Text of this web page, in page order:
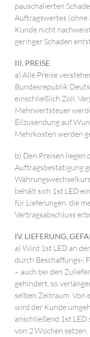
pauschalierten
Auftragswertes (ohne
Kunde nicht
geringer Schaden
III. PREISE
a) Alle Preise
Bundesrepublik
einschließlich Zoll.
Mehrwertsteuer
Eilzusendung auf
Mehrkosten werden
b) Den Preisen liegen
Auftragsbestätigung
behält sich 1st LED
für Lieferungen, die
Vertragsabschluss
IV. LIEFERUNG,
a) Wird 1st LED an
durch Beschaffungs-,
– auch bei den
gehindert, so
selben Zeitraum. Von
wird der Kunde
anschließend 1st
von 2 Wochen